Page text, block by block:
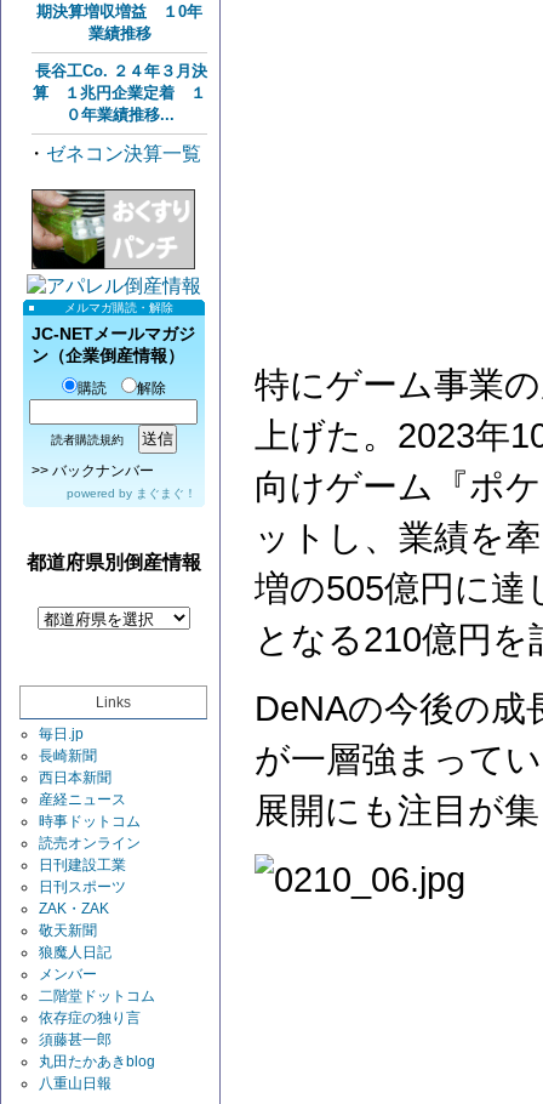
期決算増収増益 １0年
業績推移
長谷工Co. ２４年３月決
算 １兆円企業定着 １
０年業績推移...
・ ゼネコン決算一覧
メルマガ購読・解除
JC-NETメールマガジ
ン（企業倒産情報）
購読 解除
読者購読規約
>> バックナンバー
powered by まぐまぐ！
都道府県別倒産情報
Links
毎日.jp
長崎新聞
西日本新聞
産経ニュース
時事ドットコム
読売オンライン
日刊建設工業
日刊スポーツ
ZAK・ZAK
敬天新聞
狼魔人日記
メンバー
二階堂ドットコム
依存症の独り言
須藤甚一郎
丸田たかあきblog
八重山日報
特にゲーム事業
上げた。2023年
向けゲーム『ポ
ットし、業績を
増の505億円に達
となる210億円を
DeNAの今後の成
が一層強まって
展開にも注目が